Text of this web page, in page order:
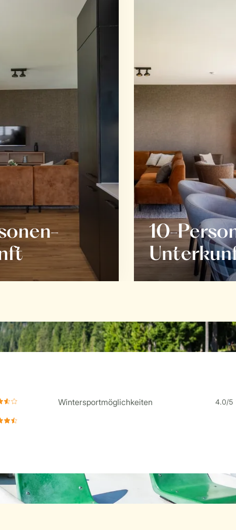
10-
Wintersportmöglichkeiten